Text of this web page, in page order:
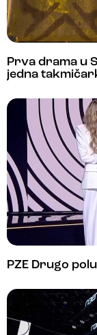
Prva drama u
jedna
PZE Drugo